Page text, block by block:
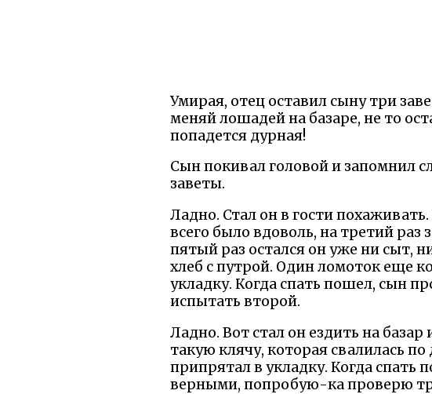
Умирая, отец оставил сыну три
меняй лошадей на базаре, не то
попадется дурная!
Сын покивал головой и запомнил
заветы.
Ладно. Стал он в гости
всего было вдоволь, на третий
пятый раз остался он уже ни сыт,
хлеб с путрой. Один ломоток еще
укладку. Когда спать пошел, сын
испытать второй.
Ладно. Вот стал он ездить на
такую клячу, которая свалилась
припрятал в укладку. Когда спать
верными, попробую-ка проверю